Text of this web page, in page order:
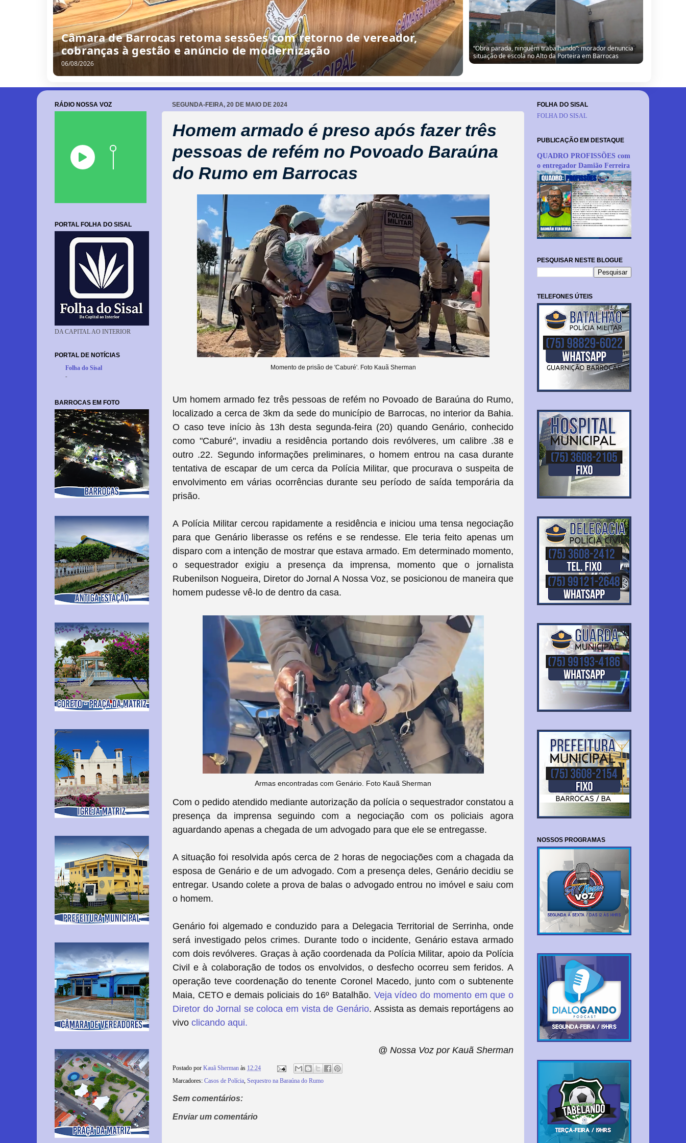
/
0
8
/
2
0
2
6
Câmara de Barrocas retoma sessões com retorno de
vereador, cobranças à gestão e anúncio de modernização
SEGUNDA-FEIRA, 20 DE MAIO DE 2024
Homem armado é preso após fazer três
pessoas de refém no Povoado Baraúna
do Rumo em Barrocas
Momento de prisão de 'Caburé'. Foto Kauã Sherman
Um homem armado fez três pessoas de refém no Povoado de Baraúna do Rumo,
localizado a cerca de 3km da sede do município de Barrocas, no interior da Bahia.
O caso teve início às 13h desta segunda-feira (20) quando Genário, conhecido
como "Caburé", invadiu a residência portandodois revólveres, um calibre .38 e
outro .22. Segundo informações preliminares, o homem entrou na casa durante
tentativa de escapar de um cerca da Polícia Militar, que procurava o suspeita de
envolvimento em várias ocorrências durante seu período de saída temporária da
prisão.
A Polícia Militar cercou rapidamente a residência e iniciou uma tensa negociação
para que Genário liberasse os reféns e se rendesse. Ele teria feito apenas um
disparo com a intenção de mostrar que estava armado. Em determinado momento,
o sequestrador exigiu a presença da imprensa, momento que o jornalista
Rubenilson Nogueira, Diretor do Jornal A Nossa Voz, se posicionou de maneira que
homem pudesse vê-lo de dentro da casa.
Armas encontradas com Genário. Foto Kauã Sherman
Com o pedido atendido mediante autorização da polícia o sequestrador constatou a
presença da imprensa seguindo com a negociação com os policiais agora
aguardando apenas a chegada de um advogado para que ele se entregasse.
A situação foi resolvida após cerca de 2 horas de negociações com a chagada da
esposa de Genário e de um advogado. Com a presença deles, Genário decidiu se
entregar. Usando colete a prova de balas o advogado entrou no imóvel e saiu com
o homem.
Genário foi algemado e conduzido para a Delegacia Territorial de Serrinha, onde
será investigado pelos crimes. Durante todo o incidente, Genário estava armado
com dois revólveres. Graças à ação coordenada da Polícia Militar, apoio da Polícia
Civil e à colaboração de todos os envolvidos, o desfecho ocorreu sem feridos. A
operação teve coordenação do tenente Coronel Macedo, junto com o subtenente
Maia, CETO e demais policiais do 16º Batalhão. Veja vídeo do momento em que o
Diretor do Jornal se coloca em vista de Genário. Assista as demais reportágens ao
vivo clicando aqui.
@ Nossa Voz por Kauã Sherman
Postado por Kauã Sherman às 12:24
Marcadores: Casos de Polícia, Sequestro na Baraúna do Rumo
Sem comentários:
Enviar um comentário
RÁDIO NOSSA VOZ
PORTAL FOLHA DO SISAL
DA CAPITAL AO INTERIOR
PORTAL DE NOTÍCIAS
Folha do Sisal
-
BARROCAS EM FOTO
FOLHA DO SISAL
FOLHA DO SISAL
PUBLICAÇÃO EM DESTAQUE
QUADRO PROFISSÕES com
o entregador Damião Ferreira
PESQUISAR NESTE BLOGUE
TELEFONES ÚTEIS
NOSSOS PROGRAMAS